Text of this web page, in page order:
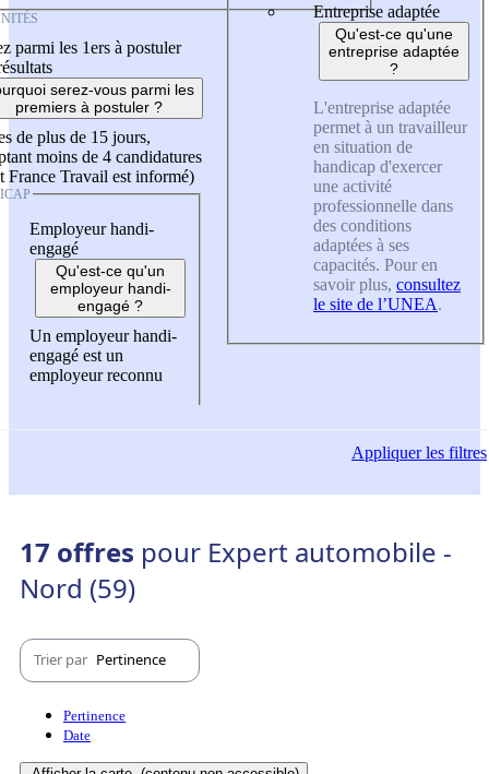
parmi les 1ers à postuler
serez-vous parmi les
premiers à postuler ?
de plus de 15 jours,
moins de 4 candidatures
France Travail est informé)
Employeur handi-
engagé
Qu'est-ce qu'un
employeur handi-
engagé ?
Un employeur handi-
engagé est un
employeur reconnu
Entreprise adaptée
Qu'est-ce qu'une
entreprise adaptée
?
L'entreprise adaptée
permet à un travailleur
en situation de
handicap d'exercer
une activité
professionnelle dans
des conditions
adaptées à ses
capacités. Pour en
savoir plus, consultez
le site de l’UNEA.
Appliquerles filtres
17 offres pour Expert automobile -
Nord (59)
Trier par Pertinence
Pertinence
Date